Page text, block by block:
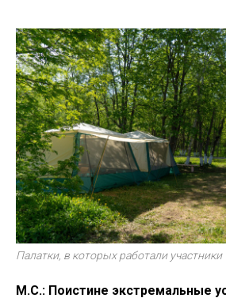
Палатки, в которых работали участники
М.С.: Поистине экстремальные